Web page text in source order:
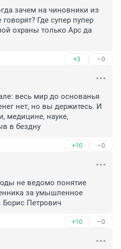
зачем на чиновники из
Где супер пупер
охраны только Арс да
+3 –0
весь мир до основанья
нет, но вы держитесь. И
медицине, науке,
в бездну
+10 –0
не ведомо понятие
за умышленное
Петрович
+10 –0